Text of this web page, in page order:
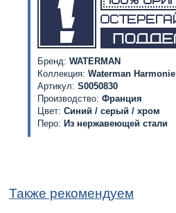
Бренд: WATERMAN
Коллекция: Waterman Harmonie
Артикул: S0050830
Производство: Франция
Цвет: Синий / серый / хром
Перо: Из нержавеющей стали
Также рекомендуем